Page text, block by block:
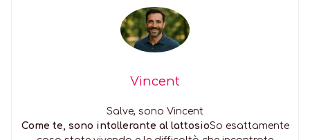
Vincent
Salve, sono Vincent
Come te, sono intollerante al lattosioSo esattamente